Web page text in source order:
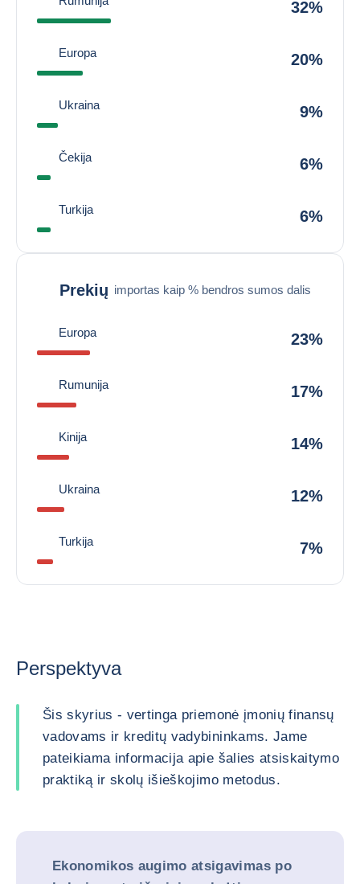
32%
Europa 20%
Ukraina 9%
Čekija 6%
Turkija 6%
Prekių importas kaip % bendros sumos dalis
Europa 23%
Rumunija 17%
Kinija 14%
Ukraina 12%
Turkija 7%
Perspektyva
Šis skyrius - vertinga priemonė įmonių finansų
vadovams ir kreditų vadybininkams. Jame
pateikiama informacija apie šalies atsiskaitymo
praktiką ir skolų išieškojimo metodus.
Ekonomikos augimo atsigavimas po